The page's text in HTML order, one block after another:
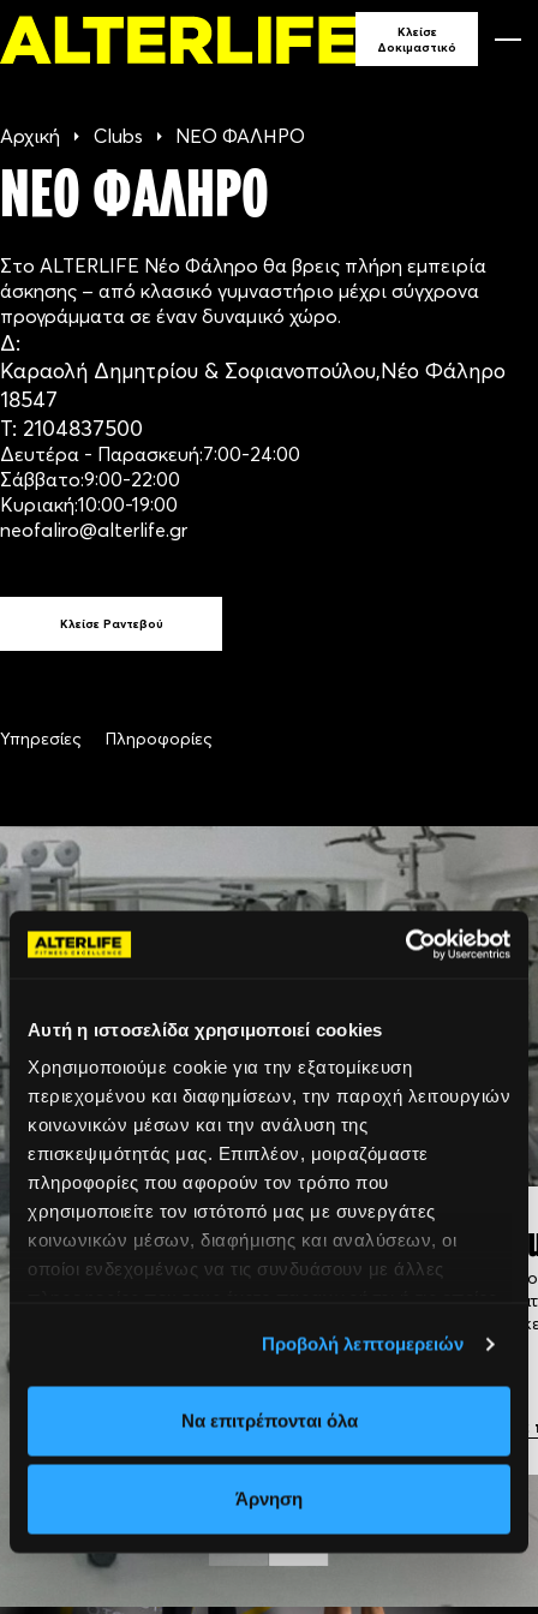
Αυτή η ιστοσελίδα χρησιμοποιεί cookies
Χρησιμοποιούμε cookie για την εξατομίκευση
περιεχομένου και διαφημίσεων, την παροχή λειτουργιών
κοινωνικών μέσων και την ανάλυση της
επισκεψιμότητάς μας. Επιπλέον, μοιραζόμαστε
πληροφορίες που αφορούν τον τρόπο που
χρησιμοποιείτε τον ιστότοπό μας με συνεργάτες
κοινωνικών μέσων, διαφήμισης και αναλύσεων, οι
οποίοι ενδεχομένως να τις συνδυάσουν με άλλες
Προβολή λεπτομερειών
Να επιτρέπονται όλα
Άρνηση
Κλείσε
Δοκιμαστικό
Αρχική Clubs ΝΕΟ ΦΑΛΗΡΟ
ΝΕΟ ΦΑΛΗΡΟ
Στο ALTERLIFE Νέο Φάληρο θα βρεις πλήρη εμπειρία
άσκησης – από κλασικό γυμναστήριο μέχρι σύγχρονα
προγράμματα σε έναν δυναμικό χώρο.
Δ:
Καραολή Δημητρίου & Σοφιανοπούλου,Νέο Φάληρο
18547
Τ: 2104837500
Δευτέρα - Παρασκευή:7:00-24:00
Σάββατο:9:00-22:00
Κυριακή:10:00-19:00
neofaliro@alterlife.gr
Κλείσε Ραντεβού
Υπηρεσίες Πληροφορίες
Κλασικό
Γυμναστήριο
μηχανήματα δύναμης, cardio
Μάθε περισσότερα
90